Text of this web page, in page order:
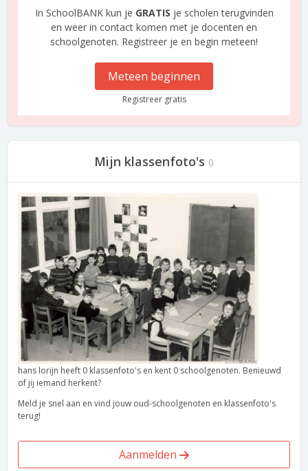
In SchoolBANK kun je GRATIS je scholen terugvinden
en weer in contact komen met je docenten en
schoolgenoten. Registreer je en begin meteen!
Meteen beginnen
Registreer gratis
Mijn klassenfoto's 0
hans lorijn heeft 0 klassenfoto's en kent 0 schoolgenoten. Benieuwd
of jij iemand herkent?
Meld je snel aan en vind jouw oud-schoolgenoten en klassenfoto's
terug!
Aanmelden